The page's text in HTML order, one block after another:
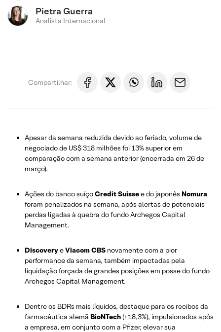
Pietra Guerra
Analista Internacional
Compartilhar:
Apesar da semana reduzida devido ao feriado, volume de
negociado de US$ 318 milhões foi 13% superior em
comparação com a semana anterior (encerrada em 26 de
março).
Ações do banco suíçoCredit Suissee do japonês Nomura
foram penalizados na semana, após alertas de potenciais
perdas ligadas à quebra do fundo Archegos Capital
Management.
DiscoveryeViacom CBS novamente com a pior
performance da semana, também impactadas pela
liquidação forçada de grandes posições em posse do fundo
Archegos Capital Management.
Dentre os BDRs mais líquidos, destaque para os recibos da
farmacêutica alemã BioNTech(+18,3%), impulsionados após
a empresa, em conjunto com a Pfizer, elevar sua